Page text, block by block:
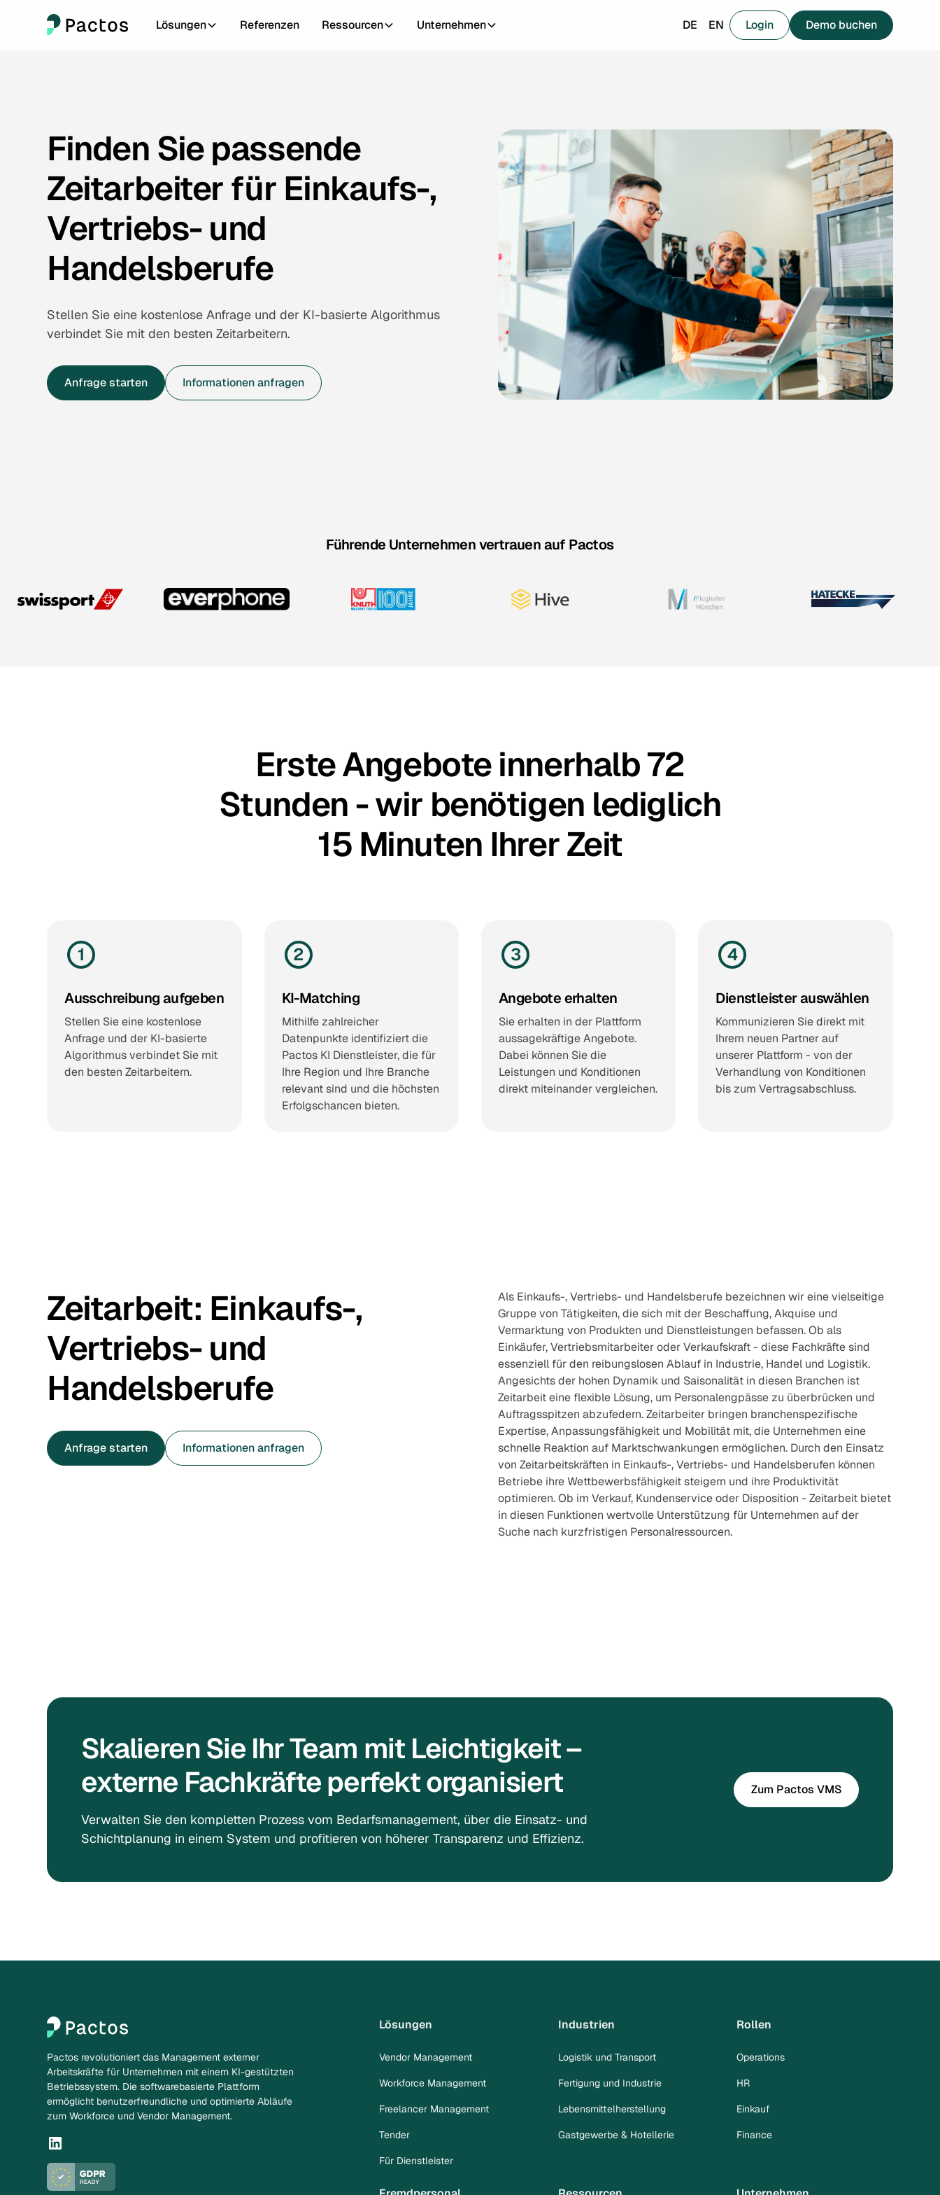
Lösungen Referenzen Ressourcen Unternehmen DE EN Login Demo buchen
Finden Sie passende
Zeitarbeiter für Einkaufs-,
Vertriebs- und
Handelsberufe
Stellen Sie eine kostenlose Anfrage und der KI-basierte Algorithmus
verbindet Sie mit den besten Zeitarbeitern.
Anfrage starten Informationen anfragen
Führende Unternehmen vertrauen auf Pactos
Erste Angebote innerhalb 72
Stunden - wir benötigen lediglich
15 Minuten Ihrer Zeit
1
Ausschreibung aufgeben
Stellen Sie eine kostenlose
Anfrage und der KI-basierte
Algorithmus verbindet Sie mit
den besten Zeitarbeitern.
2
KI-Matching
Mithilfe zahlreicher
Datenpunkte identifiziert die
Pactos KI Dienstleister, die für
Ihre Region und Ihre Branche
relevant sind und die höchsten
Erfolgschancen bieten.
3
Angebote erhalten
Sie erhalten in der Plattform
aussagekräftige Angebote.
Dabei können Sie die
Leistungen und Konditionen
direkt miteinander vergleichen.
4
Dienstleister auswählen
Kommunizieren Sie direkt mit
Ihrem neuen Partner auf
unserer Plattform - von der
Verhandlung von Konditionen
bis zum Vertragsabschluss.
Zeitarbeit: Einkaufs-,
Vertriebs- und
Handelsberufe
Anfrage starten Informationen anfragen
Als Einkaufs-, Vertriebs- und Handelsberufe bezeichnen wir eine vielseitige
Gruppe von Tätigkeiten, die sich mit der Beschaffung, Akquise und
Vermarktung von Produkten und Dienstleistungen befassen. Ob als
Einkäufer, Vertriebsmitarbeiter oder Verkaufskraft - diese Fachkräfte sind
essenziell für den reibungslosen Ablauf in Industrie, Handel und Logistik.
Angesichts der hohen Dynamik und Saisonalität in diesen Branchen ist
Zeitarbeit eine flexible Lösung, um Personalengpässe zu überbrücken und
Auftragsspitzen abzufedern. Zeitarbeiter bringen branchenspezifische
Expertise, Anpassungsfähigkeit und Mobilität mit, die Unternehmen eine
schnelle Reaktion auf Marktschwankungen ermöglichen. Durch den Einsatz
von Zeitarbeitskräften in Einkaufs-, Vertriebs- und Handelsberufen können
Betriebe ihre Wettbewerbsfähigkeit steigern und ihre Produktivität
optimieren. Ob im Verkauf, Kundenservice oder Disposition - Zeitarbeit bietet
in diesen Funktionen wertvolle Unterstützung für Unternehmen auf der
Suche nach kurzfristigen Personalressourcen.
Skalieren Sie Ihr Team mit Leichtigkeit –
externe Fachkräfte perfekt organisiert
Verwalten Sie den kompletten Prozess vom Bedarfsmanagement, über die Einsatz- und
Schichtplanung in einem System und profitieren von höherer Transparenz und Effizienz.
Zum Pactos VMS
Pactos revolutioniert das Management externer
Arbeitskräfte für Unternehmen mit einem KI-gestützten
Betriebssystem. Die softwarebasierte Plattform
ermöglicht benutzerfreundliche und optimierte Abläufe
zum Workforce und Vendor Management.
Lösungen
Vendor Management
Workforce Management
Freelancer Management
Tender
Für Dienstleister
Industrien
Logistik und Transport
Fertigung und Industrie
Lebensmittelherstellung
Gastgewerbe & Hotellerie
Rollen
Operations
HR
Einkauf
Finance